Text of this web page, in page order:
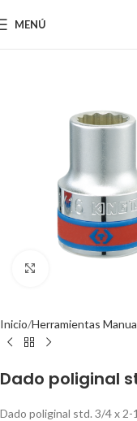
MENÚ
Inicio Herramientas
Dado poliginal
Dado poliginal std. 3/4 x 2-